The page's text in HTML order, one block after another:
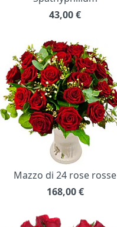
43,00€
Mazzo di 24 rose rosse
168,00 €